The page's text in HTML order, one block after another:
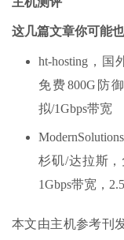
这几篇文章你可能
ht-hosting，国
免费800G防
拟/1Gbps带宽
杉矶/达拉斯
1Gbps带宽，
本文由主机参考刊